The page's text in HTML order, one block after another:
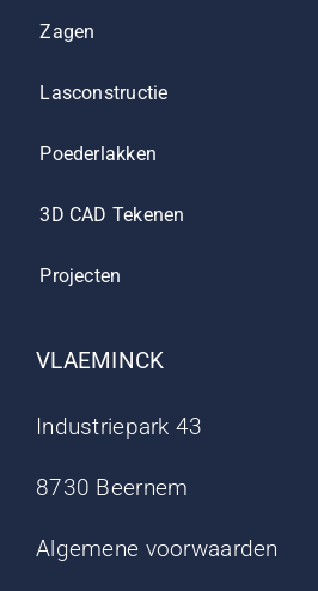
Zagen
Lasconstructie
Poederlakken
3D CAD Tekenen
Projecten
VLAEMINCK
Industriepark 43
8730 Beernem
Algemene voorwaarden